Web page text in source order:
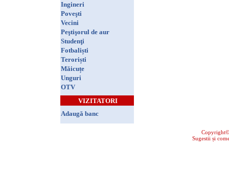
Ingineri
Poveşti
Vecini
Peştişorul de aur
Studenţi
Fotbaliști
Teroriști
Măicuțe
Unguri
OTV
VIZITATORI
Adaugă banc
Sugestii și